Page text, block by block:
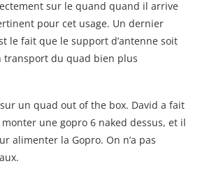
sur le quand quand il arrive
pour cet usage. Un dernier
le fait que le support d’antenne soit
transport du quad bien plus
un quad out of the box. David a fait
une gopro 6 naked dessus, et il
alimenter la Gopro. On n’a pas